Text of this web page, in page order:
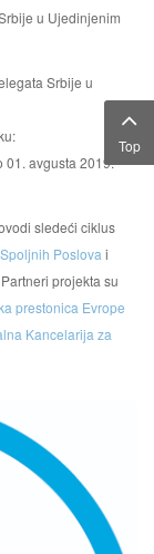
u Ujedinjenim
Srbije u
01. avgusta 2019.
sledeći ciklus
Poslova i
projekta su
prestonica Evrope
Kancelarija za
Top